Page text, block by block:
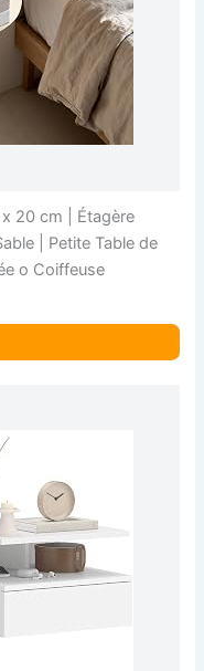
20 cm | Étagère
| Petite Table de
o Coiffeuse